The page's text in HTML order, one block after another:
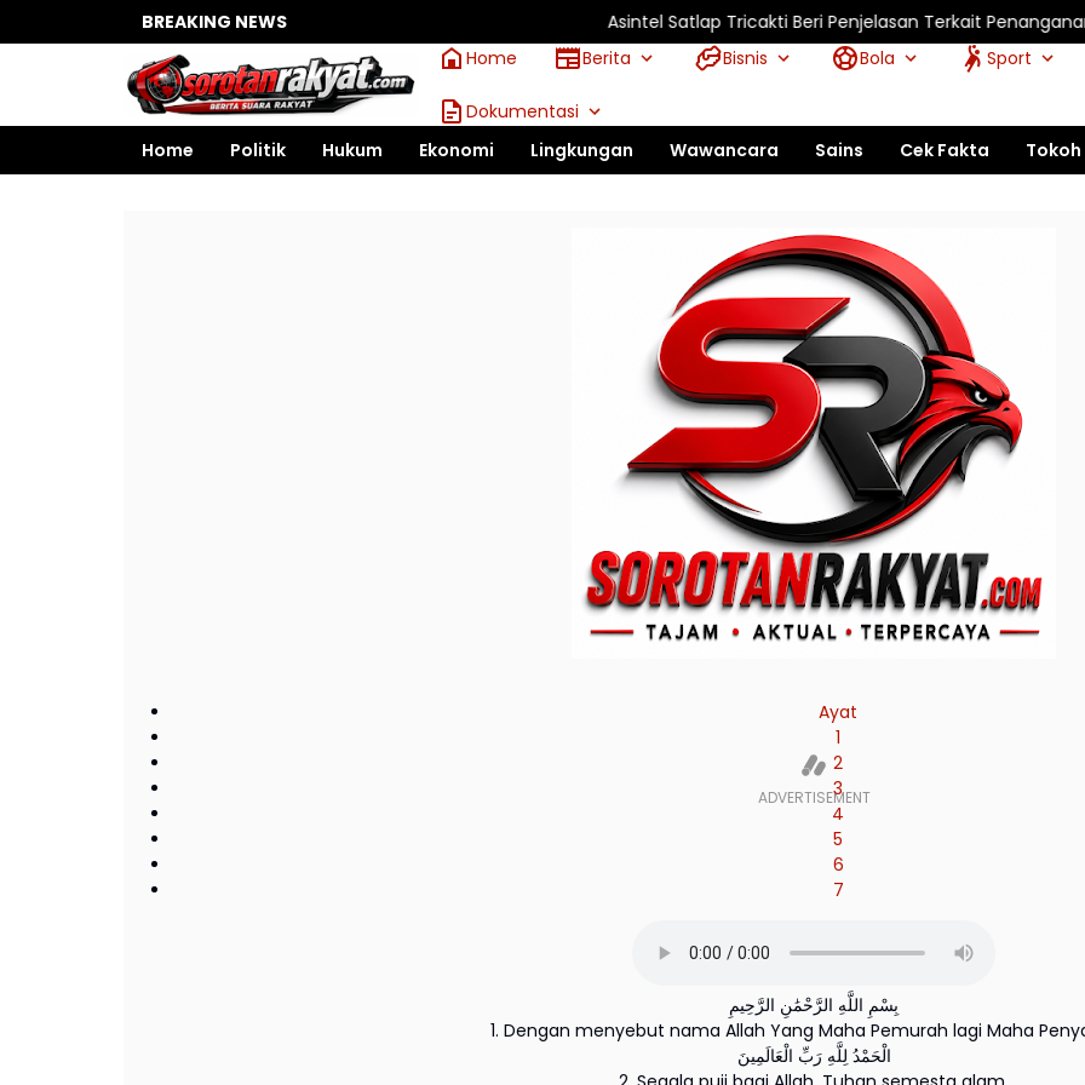
BREAKING NEWS Asintel Satlap Tricakti Beri Penjelasan Terkait Penanganan 53 Ton
Home
Berita Bisnis Bola Sport
Dokumentasi
Home
Politik Hukum Ekonomi Lingkungan Wawancara Sains Cek Fakta Tokoh
Ayat
1
2
3
4
5
6
7
بِسْمِ اللَّهِ الرَّحْمَٰنِ الرَّحِيمِ
1. Dengan menyebut nama Allah Yang Maha Pemurah lagi Maha
الْحَمْدُ لِلَّهِ رَبِّ الْعَالَمِينَ